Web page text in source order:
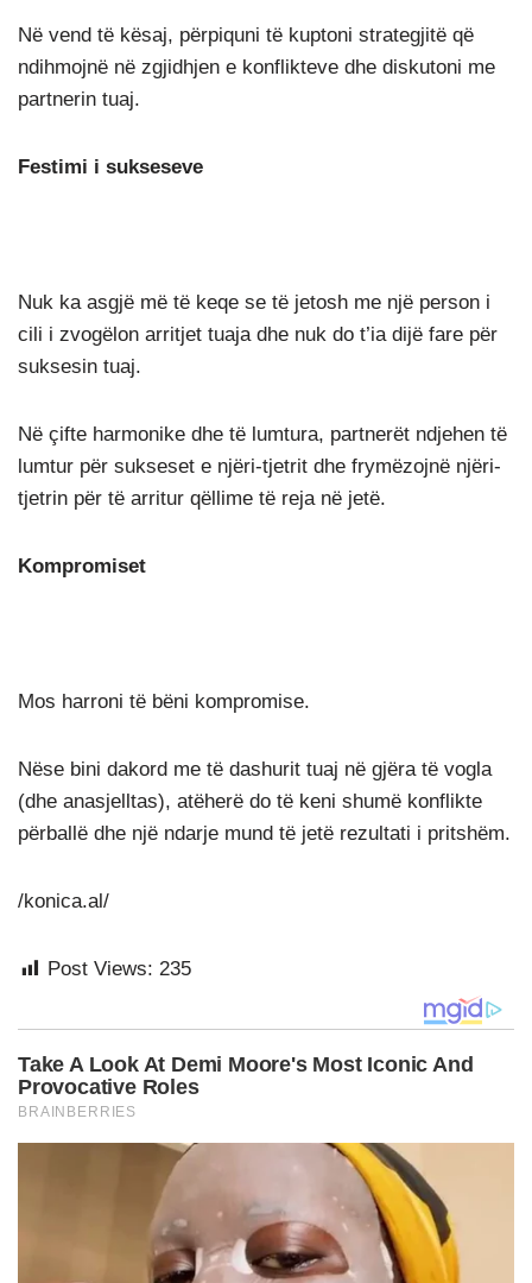
Në vend të kësaj, përpiquni të kuptoni strategjitë që
ndihmojnë në zgjidhjen e konflikteve dhe diskutoni me
partnerin tuaj.
Festimi i sukseseve
Nuk ka asgjë më të keqe se të jetosh me një person i
cili i zvogëlon arritjet tuaja dhe nuk do t’ia dijë fare për
suksesin tuaj.
Në çifte harmonike dhe të lumtura, partnerët ndjehen të
lumtur për sukseset e njëri-tjetrit dhe frymëzojnë njëri-
tjetrin për të arritur qëllime të reja në jetë.
Kompromiset
Mos harroni të bëni kompromise.
Nëse bini dakord me të dashurit tuaj në gjëra të vogla
(dhe anasjelltas), atëherë do të keni shumë konflikte
përballë dhe një ndarje mund të jetë rezultati i pritshëm.
/konica.al/
Post Views: 235